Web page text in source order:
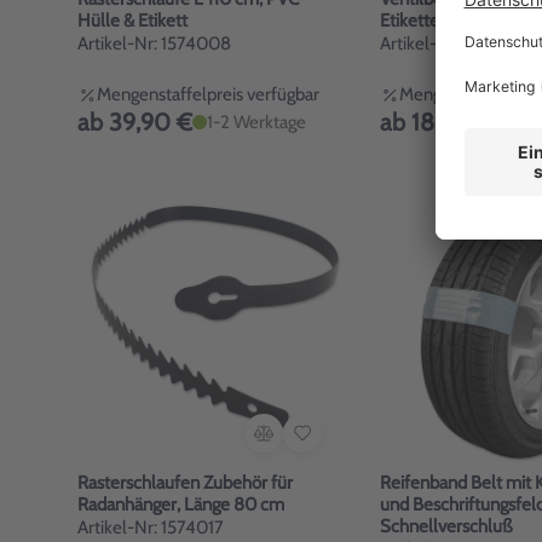
Hülle & Etikett
Artikel-Nr: 1574008
Mengenstaffelpreis verfügbar
ab 39,90 € 1-2 Werktage
Etiketten
Artikel-Nr: 1574010
ab 18,90 €
Rasterschlaufen Zubehör für
Radanhänger, Länge 80 cm
Artikel-Nr: 1574017
Reifenband Belt mit
und
Schnellverschluß